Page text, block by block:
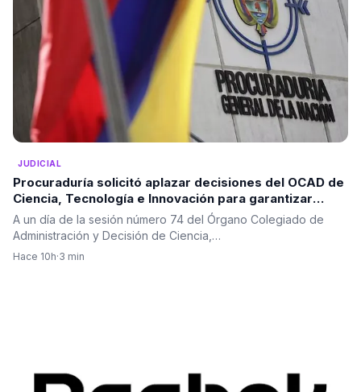
JUDICIAL
Procuraduría solicitó aplazar decisiones del OCAD de
Ciencia, Tecnología e Innovación para garantizar
mayor análisis de los proyectos
A un día de la sesión número 74 del Órgano Colegiado de
Administración y Decisión de Ciencia,…
Hace 10h·3 min